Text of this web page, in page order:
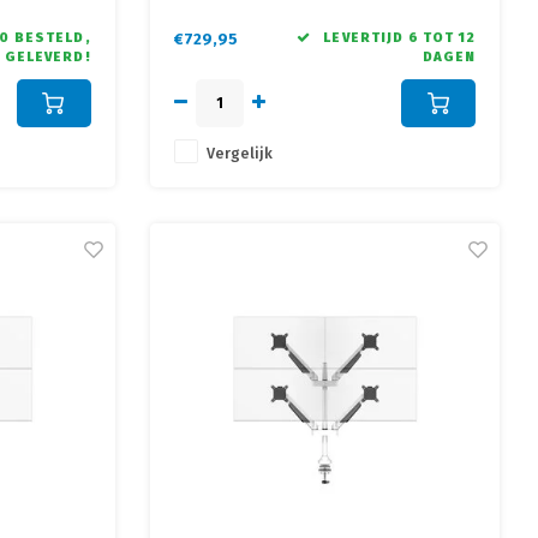
BESTELD,
GELEVERD!
professionele gebruiker
€729,95
LEVERTIJD 6 TOT 12
DAGEN
Vergelijk